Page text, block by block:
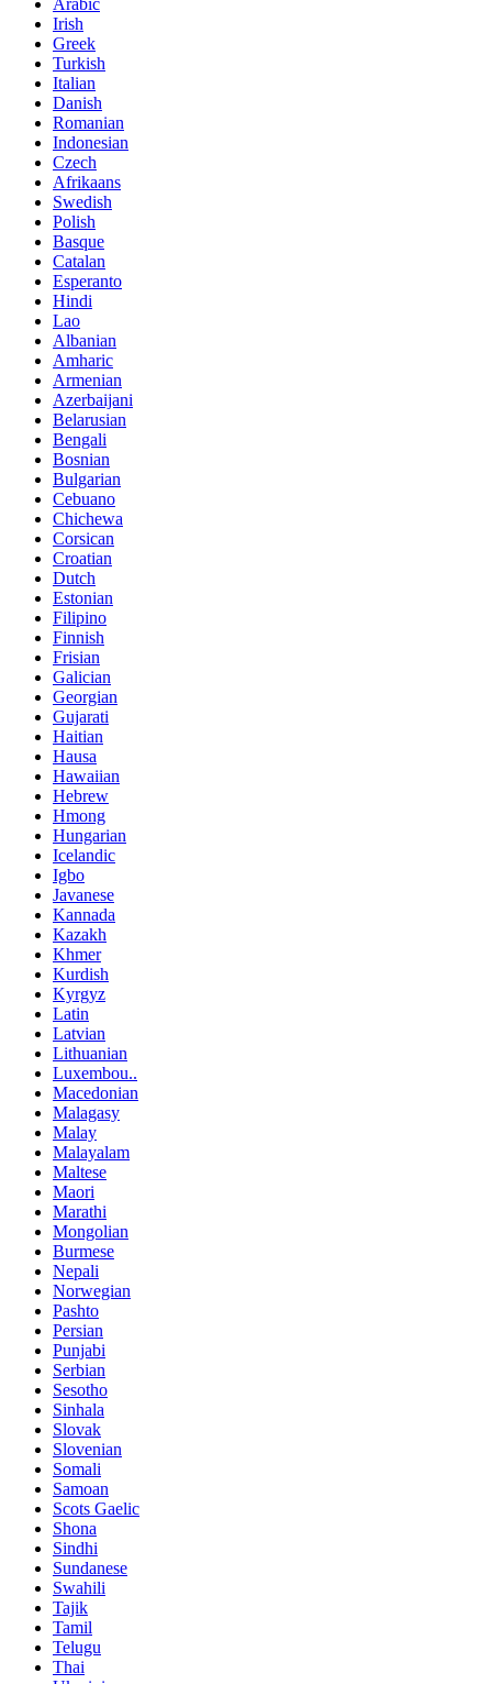
Arabic
Irish
Greek
Turkish
Italian
Danish
Romanian
Indonesian
Czech
Afrikaans
Swedish
Polish
Basque
Catalan
Esperanto
Hindi
Lao
Albanian
Amharic
Armenian
Azerbaijani
Belarusian
Bengali
Bosnian
Bulgarian
Cebuano
Chichewa
Corsican
Croatian
Dutch
Estonian
Filipino
Finnish
Frisian
Galician
Georgian
Gujarati
Haitian
Hausa
Hawaiian
Hebrew
Hmong
Hungarian
Icelandic
Igbo
Javanese
Kannada
Kazakh
Khmer
Kurdish
Kyrgyz
Latin
Latvian
Lithuanian
Luxembou..
Macedonian
Malagasy
Malay
Malayalam
Maltese
Maori
Marathi
Mongolian
Burmese
Nepali
Norwegian
Pashto
Persian
Punjabi
Serbian
Sesotho
Sinhala
Slovak
Slovenian
Somali
Samoan
Scots Gaelic
Shona
Sindhi
Sundanese
Swahili
Tajik
Tamil
Telugu
Thai